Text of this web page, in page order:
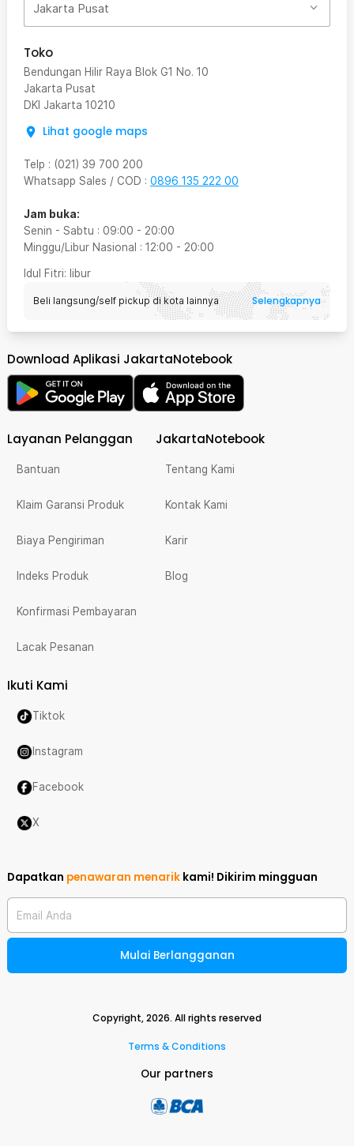
Jakarta Pusat
Toko
Bendungan Hilir Raya Blok G1 No. 10
Jakarta Pusat
DKI Jakarta 10210
Lihat google maps
Telp : (021) 39 700 200
Whatsapp Sales / COD : 0896 135 222 00
Jam buka:
Senin - Sabtu : 09:00 - 20:00
Minggu/Libur Nasional : 12:00 - 20:00
Idul Fitri: libur
Beli langsung/self pickup di kota lainnya Selengkapnya
Download Aplikasi JakartaNotebook
Layanan Pelanggan
Bantuan
Klaim Garansi Produk
Biaya Pengiriman
Indeks Produk
Konfirmasi Pembayaran
Lacak Pesanan
JakartaNotebook
Tentang Kami
Kontak Kami
Karir
Blog
Ikuti Kami
Tiktok
Instagram
Facebook
X
Dapatkan penawaran menarik kami! Dikirim mingguan
Email Anda
Mulai Berlangganan
Copyright,2026. All rights reserved
Terms & Conditions
Our partners